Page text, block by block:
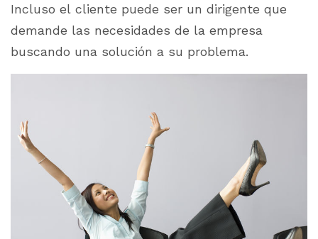
Incluso el cliente puede ser un dirigente que
demande las necesidades de la empresa
buscando una solución a su problema.